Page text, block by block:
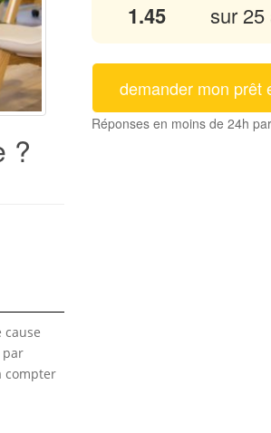
?
cause
par
compter
1.45 sur 25
demander mon prêt
Réponses en moins de 24h